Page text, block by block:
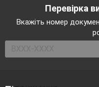
Перевірка
Вкажіть номер